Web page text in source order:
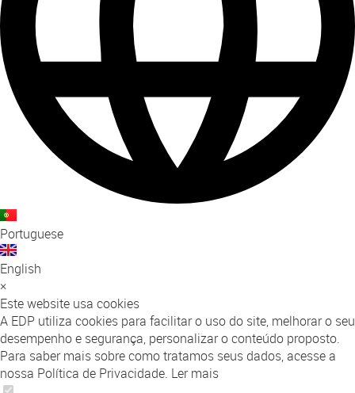
Portuguese
English
×
Este website usa cookies
A EDP utiliza cookies para facilitar o uso do site, melhorar o seu
desempenho e segurança, personalizar o conteúdo proposto.
Para saber mais sobre como tratamos seus dados, acesse a
nossa Política de Privacidade. Ler mais